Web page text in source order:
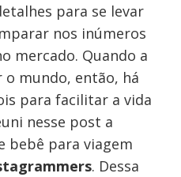
para se levar
nos inúmeros
mercado. Quando a
mundo, então, há
para facilitar a vida
nesse post a
bebê para viagem
. Dessa